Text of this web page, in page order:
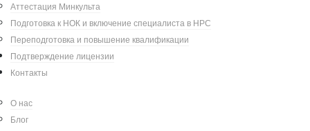
Аттестация Минкульта
Подготовка к НОК и включение специалиста в НРС
Переподготовка и повышение квалификации
Подтверждение лицензии
Контакты
О нас
Блог
экспертами качества проводимых
работ и их соответствия
строительным нормам. Эта мера
контроля предусмотрена ст. 40 и ст.